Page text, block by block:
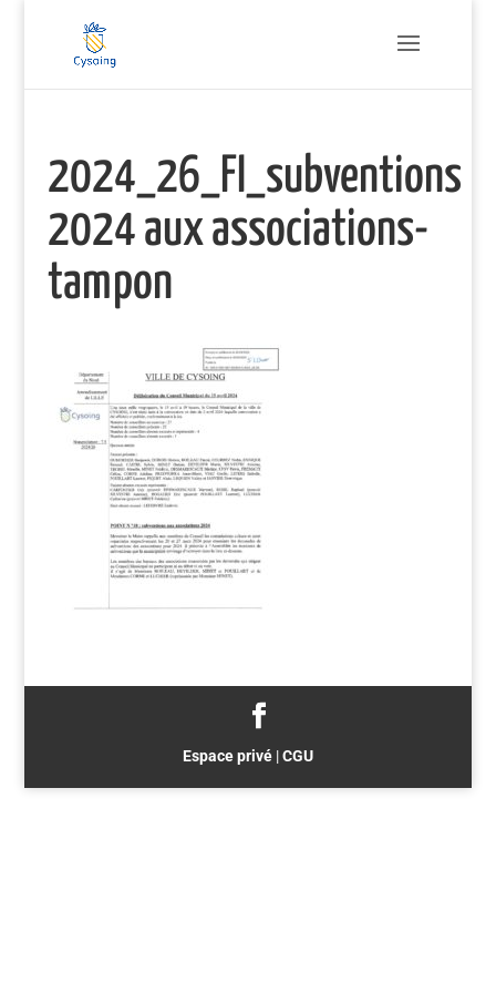
2024_26_FI_subventions
2024 aux associations-
tampon
Espace privé|CGU